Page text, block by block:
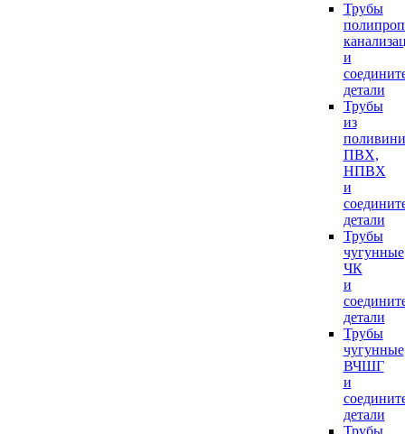
Трубы
и
детали
Трубы
из
ПВХ,
НПВХ
и
детали
Трубы
чугунные
ЧК
и
детали
Трубы
чугунные
ВЧШГ
и
детали
Трубы